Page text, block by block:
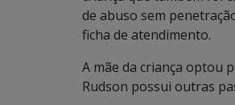
de abuso sem
ficha de atendimento.
A mãe da criança optou
Rudson possui outras